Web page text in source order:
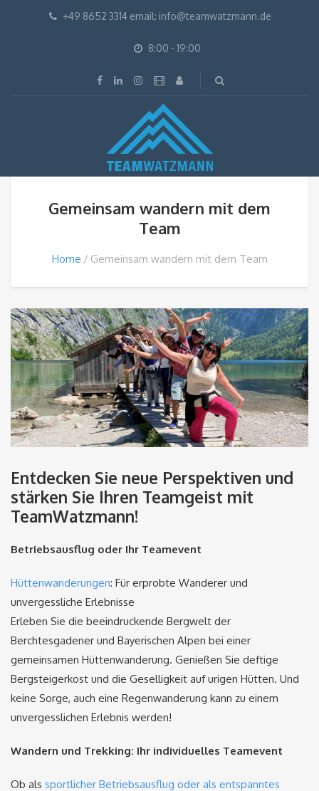
+49 8652 3314 email: info@teamwatzmann.de
8:00 - 19:00
Gemeinsam wandern mit dem
Team
Home Gemeinsam wandern mit dem Team
Entdecken Sie neue Perspektiven und
stärken Sie Ihren Teamgeist mit
TeamWatzmann!
Betriebsausflug oder Ihr Teamevent
Hüttenwanderungen: Für erprobte Wanderer und
unvergessliche Erlebnisse
Erleben Sie die beeindruckende Bergwelt der
Berchtesgadener und Bayerischen Alpen bei einer
gemeinsamen Hüttenwanderung. Genießen Sie deftige
Bergsteigerkost und die Geselligkeit auf urigen Hütten. Und
keine Sorge, auch eine Regenwanderung kann zu einem
unvergesslichen Erlebnis werden!
Wandern und Trekking: Ihr individuelles Teamevent
Ob als sportlicher Betriebsausflug oder als entspanntes